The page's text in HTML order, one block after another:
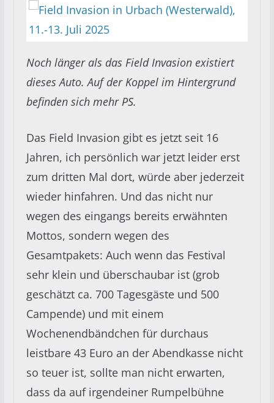
Noch länger als das Field Invasion existiert
dieses Auto. Auf der Koppel im Hintergrund
befinden sich mehr PS.
Das Field Invasion gibt es jetzt seit 16
Jahren, ich persönlich war jetzt leider erst
zum dritten Mal dort, würde aber jederzeit
wieder hinfahren. Und das nicht nur
wegen des eingangs bereits erwähnten
Mottos, sondern wegen des
Gesamtpakets: Auch wenn das Festival
sehr klein und überschaubar ist (grob
geschätzt ca. 700 Tagesgäste und 500
Campende) und mit einem
Wochenendbändchen für durchaus
leistbare 43 Euro an der Abendkasse nicht
so teuer ist, sollte man nicht erwarten,
dass da auf irgendeiner Rumpelbühne